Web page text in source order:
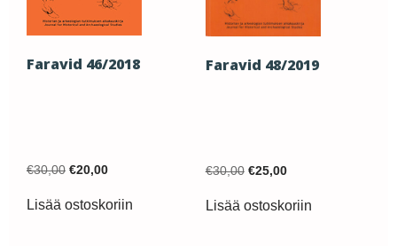
Faravid 46/2018
€30,00 Original
€30,00.
€20,00Current
is:
€20,00.
Lisää ostoskoriin
Faravid 48/2019
€30,00 Original
€30,00.
€25,00Current
is:
€25,00.
Lisää ostoskoriin